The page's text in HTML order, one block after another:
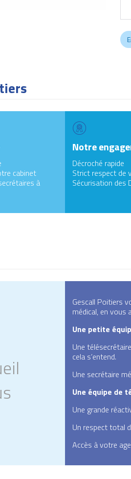
cabinet
à
Notre
Décroché rapide
Strict respect de
Sécurisation des
Gescall Poitiers
médical, en vous
Une petite
Une
cela s’entend.
Une secrétaire
Une équipe de
Une grande
Un respect total
Accès à votre